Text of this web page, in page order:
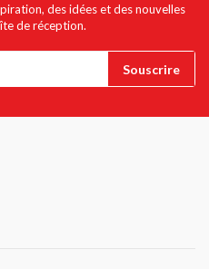
des idées et des nouvelles
de réception.